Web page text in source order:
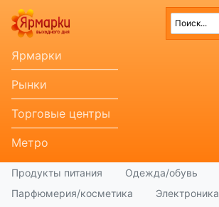
Ярмарки
Рынки
Торговые центры
Метро
Продукты питания Одежда/обувь
Парфюмерия/косметика
Электроника